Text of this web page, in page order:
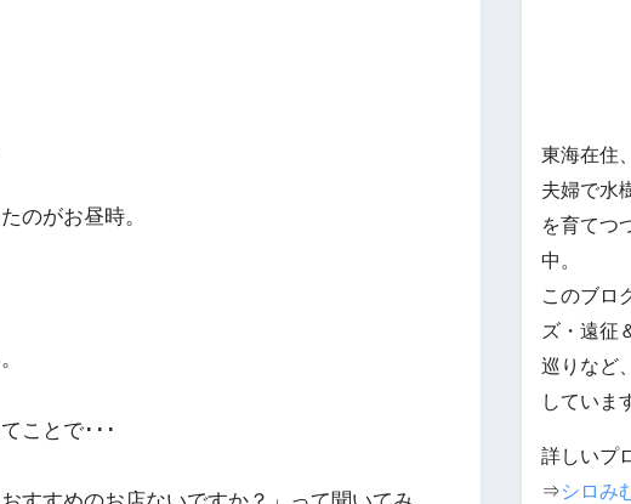
のがお昼時。
ことで･･･
東海在住
夫婦で水
を育てつ
中。
このブロ
ズ・遠征
巡りなど
していま
詳しいプ
⇒シロみ